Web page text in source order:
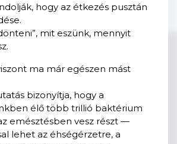
hogy az étkezés pusztán
mit eszünk, mennyit
ma már egészen mást
bizonyítja, hogy a
élő több trillió baktérium
emésztésben vesz részt —
lehet az éhségérzetre, a